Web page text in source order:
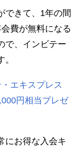
できて、1年の間
費が無料になる
で、インビテー
エキスプレス
円相当プレゼ
にお得な入会キ